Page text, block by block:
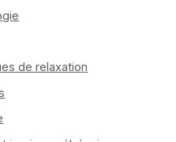
de relaxation